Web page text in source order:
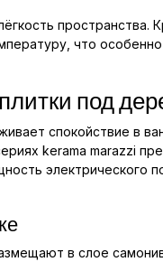
что
под
спокойствие в
kerama marazzi
электрического
в слое